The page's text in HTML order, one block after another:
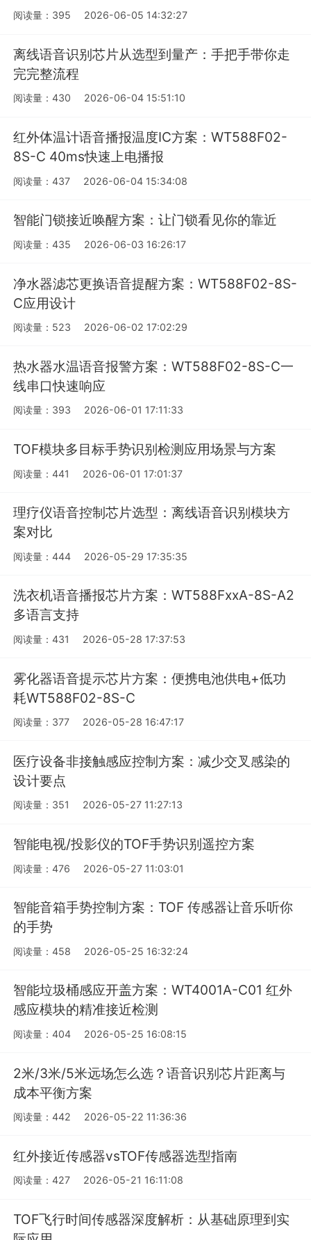
阅读量：395 2026-06-05 14:32:27
离线语音识别芯片从选型到量产：手把手带你走
完完整流程
阅读量：430 2026-06-04 15:51:10
红外体温计语音播报温度IC方案：WT588F02-
8S-C 40ms快速上电播报
阅读量：437 2026-06-04 15:34:08
智能门锁接近唤醒方案：让门锁看见你的靠近
阅读量：435 2026-06-03 16:26:17
净水器滤芯更换语音提醒方案：WT588F02-8S-
C应用设计
阅读量：523 2026-06-02 17:02:29
热水器水温语音报警方案：WT588F02-8S-C一
线串口快速响应
阅读量：393 2026-06-01 17:11:33
TOF模块多目标手势识别检测应用场景与方案
阅读量：441 2026-06-01 17:01:37
理疗仪语音控制芯片选型：离线语音识别模块方
案对比
阅读量：444 2026-05-29 17:35:35
洗衣机语音播报芯片方案：WT588FxxA-8S-A2
多语言支持
阅读量：431 2026-05-28 17:37:53
雾化器语音提示芯片方案：便携电池供电+低功
耗WT588F02-8S-C
阅读量：377 2026-05-28 16:47:17
医疗设备非接触感应控制方案：减少交叉感染的
设计要点
阅读量：351 2026-05-27 11:27:13
智能电视/投影仪的TOF手势识别遥控方案
阅读量：476 2026-05-27 11:03:01
智能音箱手势控制方案：TOF 传感器让音乐听你
的手势
阅读量：458 2026-05-25 16:32:24
智能垃圾桶感应开盖方案：WT4001A-C01 红外
感应模块的精准接近检测
阅读量：404 2026-05-25 16:08:15
2米/3米/5米远场怎么选？语音识别芯片距离与
成本平衡方案
阅读量：442 2026-05-22 11:36:36
红外接近传感器vsTOF传感器选型指南
阅读量：427 2026-05-21 16:11:08
TOF飞行时间传感器深度解析：从基础原理到实